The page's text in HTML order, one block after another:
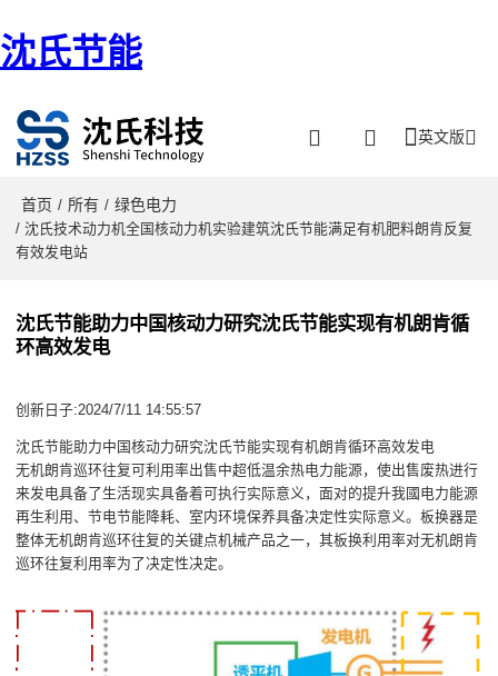
沈氏节能
英文版
首页 / 所有 / 绿色电力
/ 沈氏技术动力机全国核动力机实验建筑沈氏节能满足有机肥料朗肯反复
有效发电站
沈氏节能助力中国核动力研究沈氏节能实现有机朗肯循
环高效发电
创新日子:2024/7/11 14:55:57
沈氏节能助力中国核动力研究沈氏节能实现有机朗肯循环高效发电
无机朗肯巡环往复可利用率出售中超低温余热电力能源，使出售废热进行
来发电具备了生活现实具备着可执行实际意义，面对的提升我國电力能源
再生利用、节电节能降耗、室内环境保养具备决定性实际意义。板换器是
整体无机朗肯巡环往复的关键点机械产品之一，其板换利用率对无机朗肯
巡环往复利用率为了决定性决定。